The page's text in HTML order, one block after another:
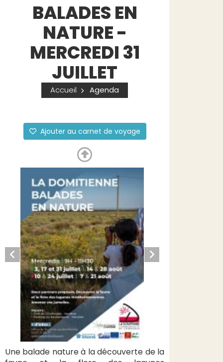
BALADES EN
NATURE -
MERCREDI 31
JUILLET
Accueil Agenda
Ajouter au carnet de voyage
Une balade nature à la découverte de la